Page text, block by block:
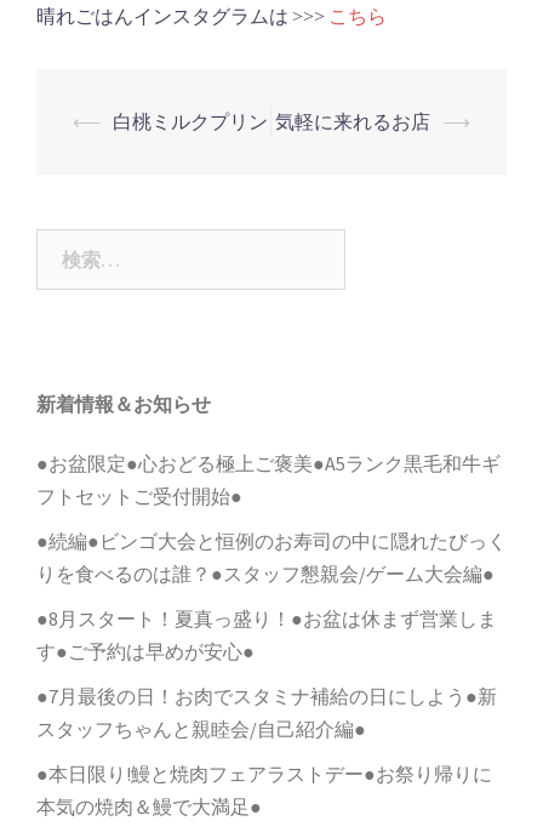
晴れごはんインスタグラムは >>> こちら
投
ビ
ゲ
ン
⟵ 白桃ミルクプリン 気軽に来れるお店 ⟶
新着情報＆お知らせ
●お盆限定●心おどる極上ご褒美●A5ランク黒毛和牛ギ
フトセットご受付開始●
●続編●ビンゴ大会と恒例のお寿司の中に隠れたびっく
りを食べるのは誰？●スタッフ懇親会/ゲーム大会編●
●8月スタート！夏真っ盛り！●お盆は休まず営業しま
す●ご予約は早めが安心●
●7月最後の日！お肉でスタミナ補給の日にしよう●新
スタッフちゃんと親睦会/自己紹介編●
●本日限り!鰻と焼肉フェアラストデー●お祭り帰りに
本気の焼肉＆鰻で大満足●